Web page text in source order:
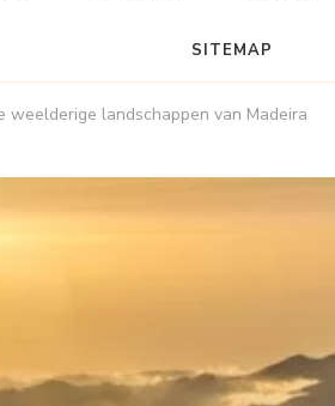
SITEMAP
weelderige landschappen van Madeira